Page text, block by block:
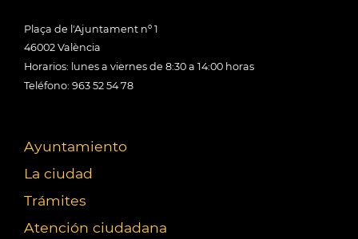
Plaça de l'Ajuntament nº 1
46002 València
Horarios: lunes a viernes de 8:30 a 14:00 horas
Teléfono: 963 52 54 78
Ayuntamiento
La ciudad
Trámites
Atención ciudadana